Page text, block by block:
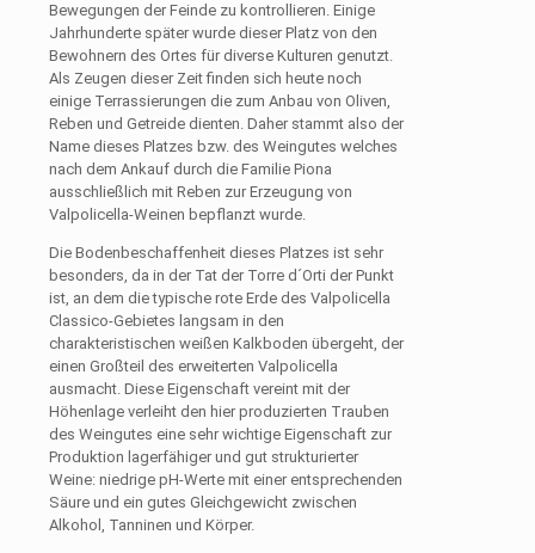
Bewegungen der Feinde zu kontrollieren. Einige
Jahrhunderte später wurde dieser Platz von den
Bewohnern des Ortes für diverse Kulturen genutzt.
Als Zeugen dieser Zeit finden sich heute noch
einige Terrassierungen die zum Anbau von Oliven,
Reben und Getreide dienten. Daher stammt also der
Name dieses Platzes bzw. des Weingutes welches
nach dem Ankauf durch die Familie Piona
ausschließlich mit Reben zur Erzeugung von
Valpolicella-Weinen bepflanzt wurde.
Die Bodenbeschaffenheit dieses Platzes ist sehr
besonders, da in der Tat der Torre d´Orti der Punkt
ist, an dem die typische rote Erde des Valpolicella
Classico-Gebietes langsam in den
charakteristischen weißen Kalkboden übergeht, der
einen Großteil des erweiterten Valpolicella
ausmacht. Diese Eigenschaft vereint mit der
Höhenlage verleiht den hier produzierten Trauben
des Weingutes eine sehr wichtige Eigenschaft zur
Produktion lagerfähiger und gut strukturierter
Weine: niedrige pH-Werte mit einer entsprechenden
Säure und ein gutes Gleichgewicht zwischen
Alkohol, Tanninen und Körper.